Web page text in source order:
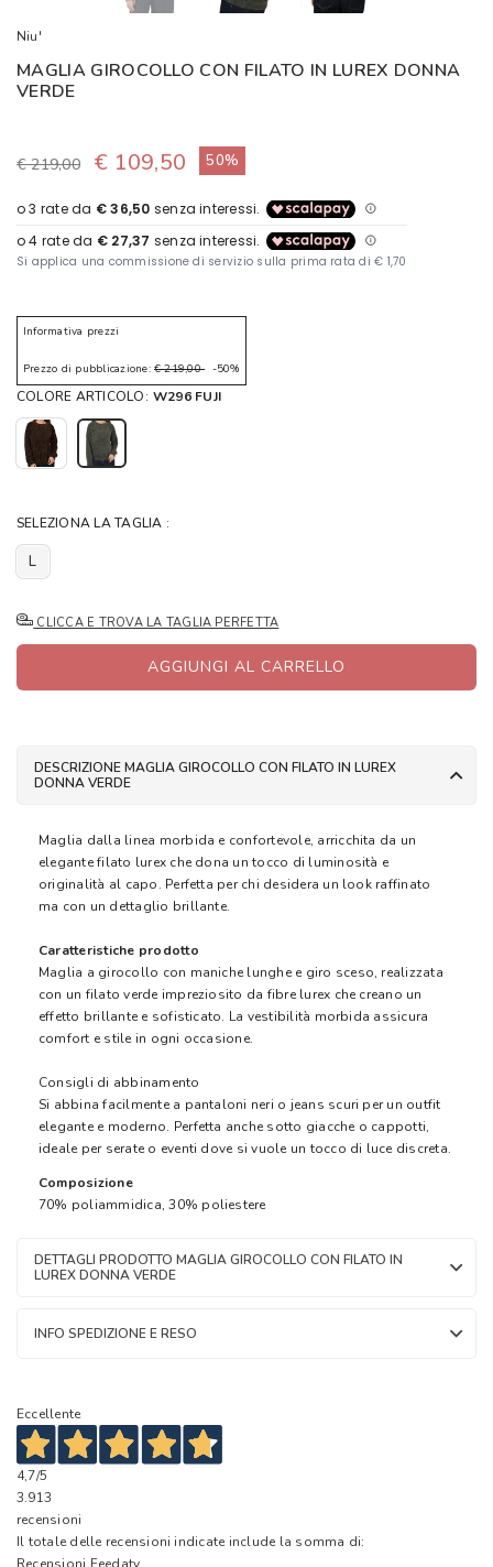
Niu'
MAGLIA GIROCOLLO CON FILATO IN LUREX DONNA
VERDE
€ 219,00 € 109,50 50%
Informativa prezzi
Prezzo di pubblicazione: € 219,00-50%
COLORE ARTICOLO: W296 FUJI
SELEZIONA LA TAGLIA :
L
CLICCA E TROVA LA TAGLIA PERFETTA
AGGIUNGI AL CARRELLO
DESCRIZIONE MAGLIA GIROCOLLO CON FILATO IN LUREX
DONNA VERDE
Maglia dalla linea morbida e confortevole, arricchita da un
elegante filato lurex che dona un tocco di luminosità e
originalità al capo. Perfetta per chi desidera un look raffinato
ma con un dettaglio brillante.
Caratteristiche prodotto
Maglia a girocollo con maniche lunghe e giro sceso, realizzata
con un filato verde impreziosito da fibre lurex che creano un
effetto brillante e sofisticato. La vestibilità morbida assicura
comfort e stile in ogni occasione.
Consigli di abbinamento
Si abbina facilmente a pantaloni neri o jeans scuri per un outfit
elegante e moderno. Perfetta anche sotto giacche o cappotti,
ideale per serate o eventi dove si vuole un tocco di luce discreta.
Composizione
70% poliammidica, 30% poliestere
DETTAGLI PRODOTTO MAGLIA GIROCOLLO CON FILATO IN
LUREX DONNA VERDE
INFO SPEDIZIONE E RESO
Eccellente
4,7/5
3.913
recensioni
Il totale delle recensioni indicate include la somma di: